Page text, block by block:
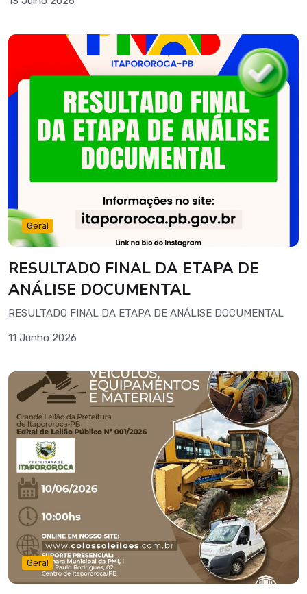
Geral
RESULTADO FINAL DA ETAPA DE
ANÁLISE DOCUMENTAL
RESULTADO FINAL DA ETAPA DE ANÁLISE DOCUMENTAL
11 Junho 2026
Geral